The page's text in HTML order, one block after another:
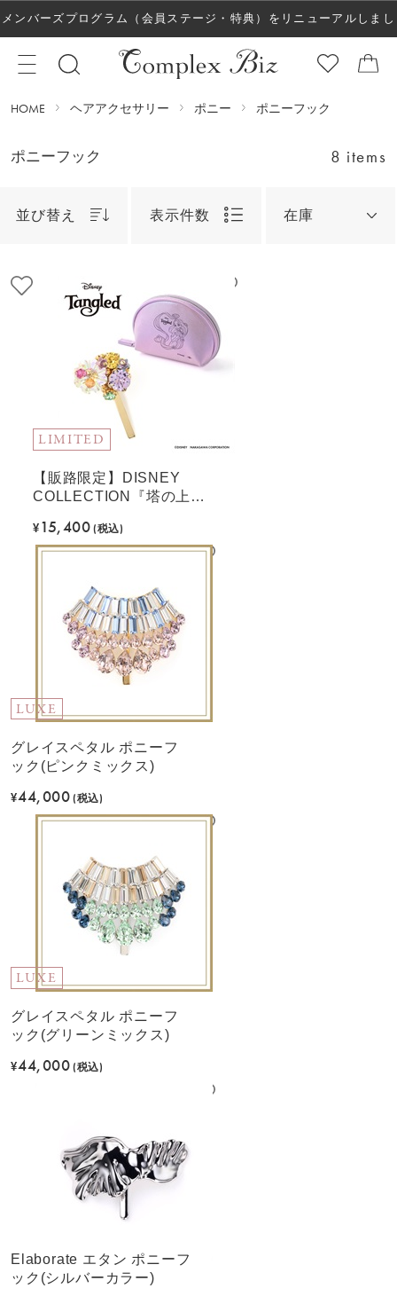
メンバーズプログラム（会員ステージ・特典）をリニューアルしまし
た！
HOME ヘアアクセサリー ポニー ポニーフック
ポニーフック 8 items
並び替え 表示件数 在庫
LIMITED
【販路限定】DISNEY
COLLECTION『塔の上の
day ever～ ポニーフック
(パープル)
¥ 15,400(税込)
LUXE
グレイスペタル ポニーフ
ック(ピンクミックス)
¥44,000(税込)
LUXE
グレイスペタル ポニーフ
ック(グリーンミックス)
¥44,000(税込)
Elaborate エタン ポニーフ
ック(シルバーカラー)